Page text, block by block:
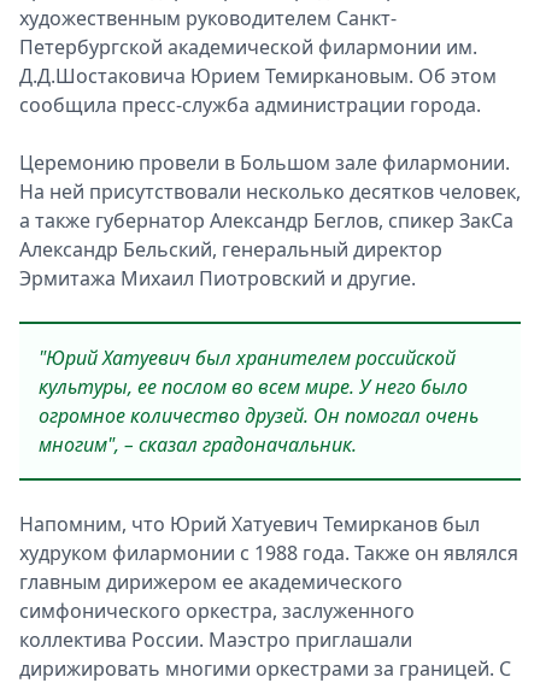
художественным руководителем Санкт-
Петербургской академической филармонии им.
Д.Д.Шостаковича Юрием Темиркановым. Об этом
сообщила пресс-служба администрации города.
Церемонию провели в Большом зале филармонии.
На ней присутствовали несколько десятков человек,
а также губернатор Александр Беглов, спикер ЗакСа
Александр Бельский, генеральный директор
Эрмитажа Михаил Пиотровский и другие.
"Юрий Хатуевич был хранителем российской
культуры, ее послом во всем мире. У него было
огромное количество друзей. Он помогал очень
многим", – сказал градоначальник.
Напомним, что Юрий Хатуевич Темирканов был
худруком филармонии с 1988 года. Также он являлся
главным дирижером ее академического
симфонического оркестра, заслуженного
коллектива России. Маэстро приглашали
дирижировать многими оркестрами за границей. С